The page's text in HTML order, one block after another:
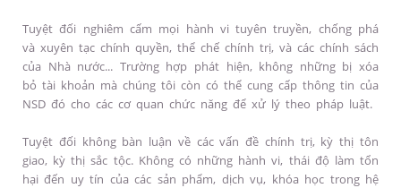
Tuyệt đối nghiêm cấm mọi hành vi tuyên truyền, chống phá
và xuyên tạc chính quyền, thể chế chính trị, và các chính sách
của Nhà nước... Trường hợp phát hiện, không những bị xóa
bỏ tài khoản mà chúng tôi còn có thể cung cấp thông tin của
NSD đó cho các cơ quan chức năng để xử lý theo pháp luật.
Tuyệt đối không bàn luận về các vấn đề chính trị, kỳ thị tôn
giao, kỳ thị sắc tộc. Không có những hành vi, thái độ làm tổn
hại đến uy tín của các sản phẩm, dịch vụ, khóa học trong hệ